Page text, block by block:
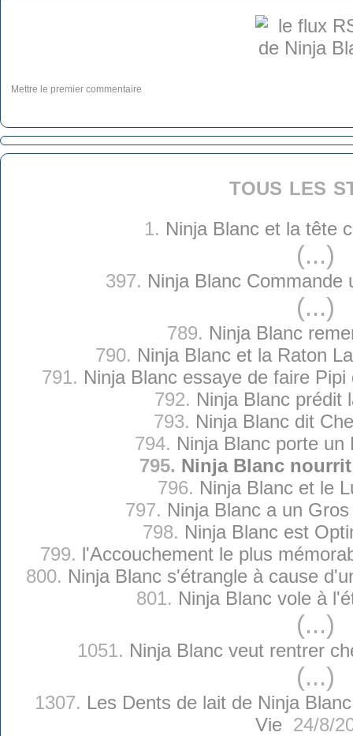
Mettre le premier commentaire
tous les
1. Ninja Blanc et la tête
(...)
397. Ninja Blanc Commande
(...)
789. Ninja Blanc
790. Ninja Blanc et la Raton
791. Ninja Blanc essaye de faire
792. Ninja Blanc prédit
793. Ninja Blanc dit
794. Ninja Blanc porte un
795. Ninja Blanc
796. Ninja Blanc et le
797. Ninja Blanc a un
798. Ninja Blanc est
799. l'Accouchement le plus
800. Ninja Blanc s'étrangle à cause
801. Ninja Blanc vole à
(...)
1051. Ninja Blanc veut rentrer
(...)
1307. Les Dents de lait de Ninja
Vie24/8/